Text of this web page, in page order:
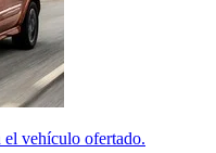
el vehículo ofertado.